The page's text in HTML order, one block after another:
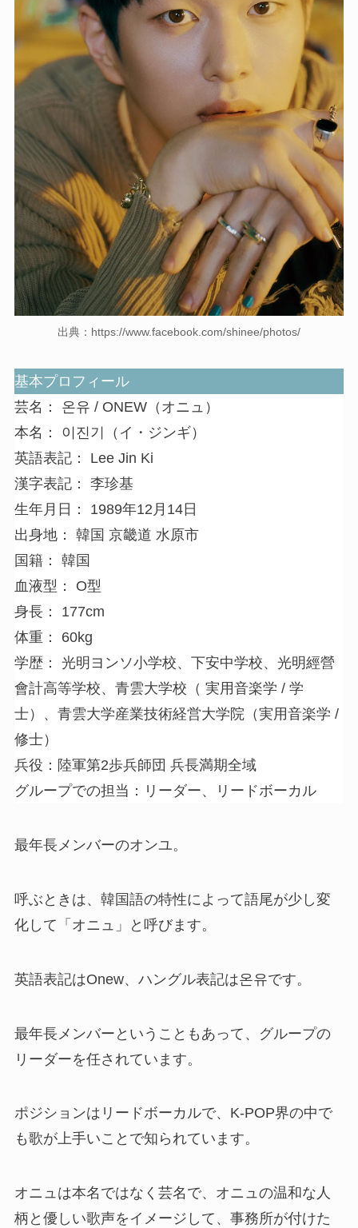
出典：https://www.facebook.com/shinee/photos/
基本プロフィール
芸名： 온유 / ONEW（オニュ）
本名： 이진기（イ・ジンギ）
英語表記： Lee Jin Ki
漢字表記： 李珍基
生年月日： 1989年12月14日
出身地： 韓国 京畿道 水原市
国籍： 韓国
血液型： O型
身長： 177cm
体重： 60kg
学歴： 光明ヨンソ小学校、下安中学校、光明經營
會計高等学校、青雲大学校（ 実用音楽学 / 学
士）、青雲大学産業技術経営大学院（実用音楽学 /
修士）
兵役：陸軍第2歩兵師団 兵長満期全域
グループでの担当：リーダー、リードボーカル
最年長メンバーのオンユ。
呼ぶときは、韓国語の特性によって語尾が少し変
化して「オニュ」と呼びます。
英語表記はOnew、ハングル表記は온유です。
最年長メンバーということもあって、グループの
リーダーを任されています。
ポジションはリードボーカルで、K-POP界の中で
も歌が上手いことで知られています。
オニュは本名ではなく芸名で、オニュの温和な人
柄と優しい歌声をイメージして、事務所が付けた